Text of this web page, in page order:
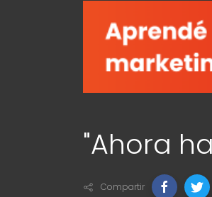
"Ahora
Compartir